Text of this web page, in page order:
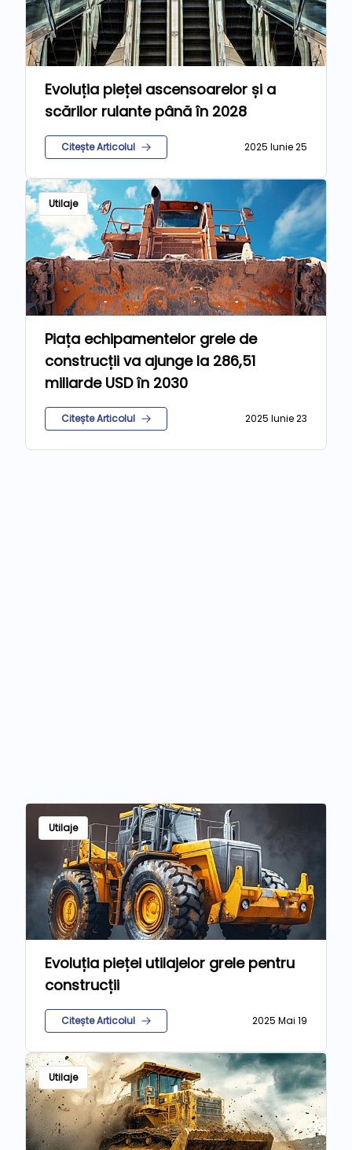
Evoluția pieței ascensoarelor și a
scărilor rulante până în 2028
Citește Articolul 2025 Iunie 25
Utilaje
Piața echipamentelor grele de
construcții va ajunge la 286,51
miliarde USD în 2030
Citește Articolul 2025 Iunie 23
Utilaje
Evoluția pieței utilajelor grele pentru
construcții
Citește Articolul 2025 Mai 19
Utilaje